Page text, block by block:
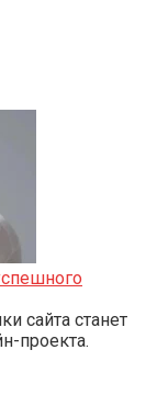
сайта станет
проекта.